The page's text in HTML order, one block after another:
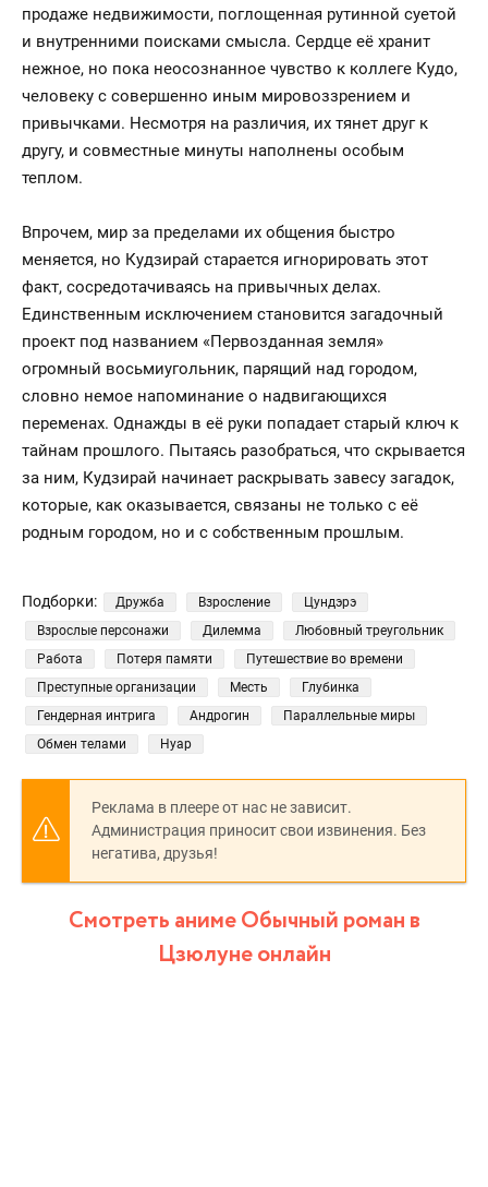
продаже недвижимости, поглощенная рутинной суетой
и внутренними поисками смысла. Сердце её хранит
нежное, но пока неосознанное чувство к коллеге Кудо,
человеку с совершенно иным мировоззрением и
привычками. Несмотря на различия, их тянет друг к
другу, и совместные минуты наполнены особым
теплом.
Впрочем, мир за пределами их общения быстро
меняется, но Кудзирай старается игнорировать этот
факт, сосредотачиваясь на привычных делах.
Единственным исключением становится загадочный
проект под названием «Первозданная земля»
огромный восьмиугольник, парящий над городом,
словно немое напоминание о надвигающихся
переменах. Однажды в её руки попадает старый ключ к
тайнам прошлого. Пытаясь разобраться, что скрывается
за ним, Кудзирай начинает раскрывать завесу загадок,
которые, как оказывается, связаны не только с её
родным городом, но и с собственным прошлым.
Подборки: Дружба Взросление
Цундэрэ
Взрослые персонажи
Дилемма
Любовный треугольник
Работа
Потеря памяти
Путешествие во времени
Преступные организации
Месть
Глубинка
Гендерная интрига
Андрогин
Параллельные миры
Обмен телами
Нуар
Реклама в плеере от нас не зависит.
Администрация приносит свои извинения. Без
негатива, друзья!
Смотреть аниме Обычный роман в
Цзюлуне онлайн